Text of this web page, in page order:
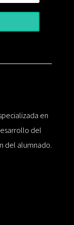
en
del
del alumnado.